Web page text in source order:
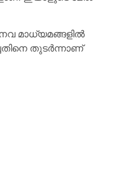
മാധ്യമങ്ങളിൽ
തുടർന്നാണ്